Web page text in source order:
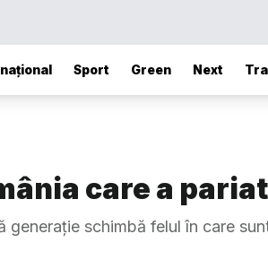
Sport Green Next
care a
schimbă felul în care